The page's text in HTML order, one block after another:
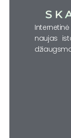
naujas